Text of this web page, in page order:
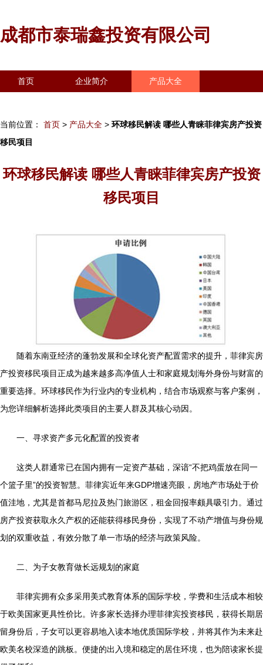
成都市泰瑞鑫投资有限公司
首页 企业简介 产品大全
当前位置： 首页 > 产品大全 > 环球移民解读 哪些人青睐菲律宾房产投资
移民项目
环球移民解读 哪些人青睐菲律宾房产投资
移民项目
随着东南亚经济的蓬勃发展和全球化资产配置需求的提升，菲律宾房
产投资移民项目正成为越来越多高净值人士和家庭规划海外身份与财富的
重要选择。环球移民作为行业内的专业机构，结合市场观察与客户案例，
为您详细解析选择此类项目的主要人群及其核心动因。
一、寻求资产多元化配置的投资者
这类人群通常已在国内拥有一定资产基础，深谙“不把鸡蛋放在同一
个篮子里”的投资智慧。菲律宾近年来GDP增速亮眼，房地产市场处于价
值洼地，尤其是首都马尼拉及热门旅游区，租金回报率颇具吸引力。通过
房产投资获取永久产权的还能获得移民身份，实现了不动产增值与身份规
划的双重收益，有效分散了单一市场的经济与政策风险。
二、为子女教育做长远规划的家庭
菲律宾拥有众多采用美式教育体系的国际学校，学费和生活成本相较
于欧美国家更具性价比。许多家长选择办理菲律宾投资移民，获得长期居
留身份后，子女可以更容易地入读本地优质国际学校，并将其作为未来赴
欧美名校深造的跳板。便捷的出入境和稳定的居住环境，也为陪读家长提